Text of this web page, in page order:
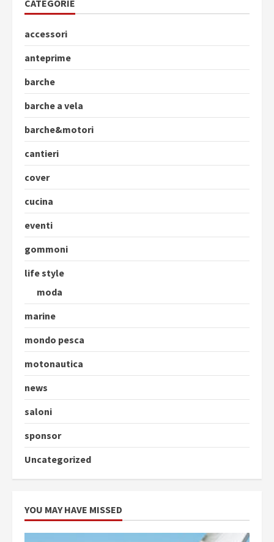
CATEGORIE
accessori
anteprime
barche
barche a vela
barche&motori
cantieri
cover
cucina
eventi
gommoni
life style
moda
marine
mondo pesca
motonautica
news
saloni
sponsor
Uncategorized
YOU MAY HAVE MISSED